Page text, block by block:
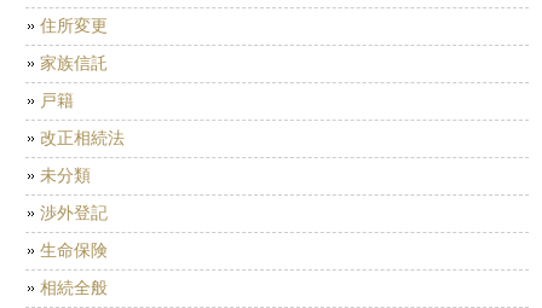
住所変更
家族信託
戸籍
改正相続法
未分類
渉外登記
生命保険
相続全般